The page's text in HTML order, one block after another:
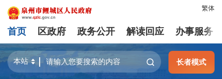
繁体
首页 区政府 政务公开 解读回应 办事服务
长者模式